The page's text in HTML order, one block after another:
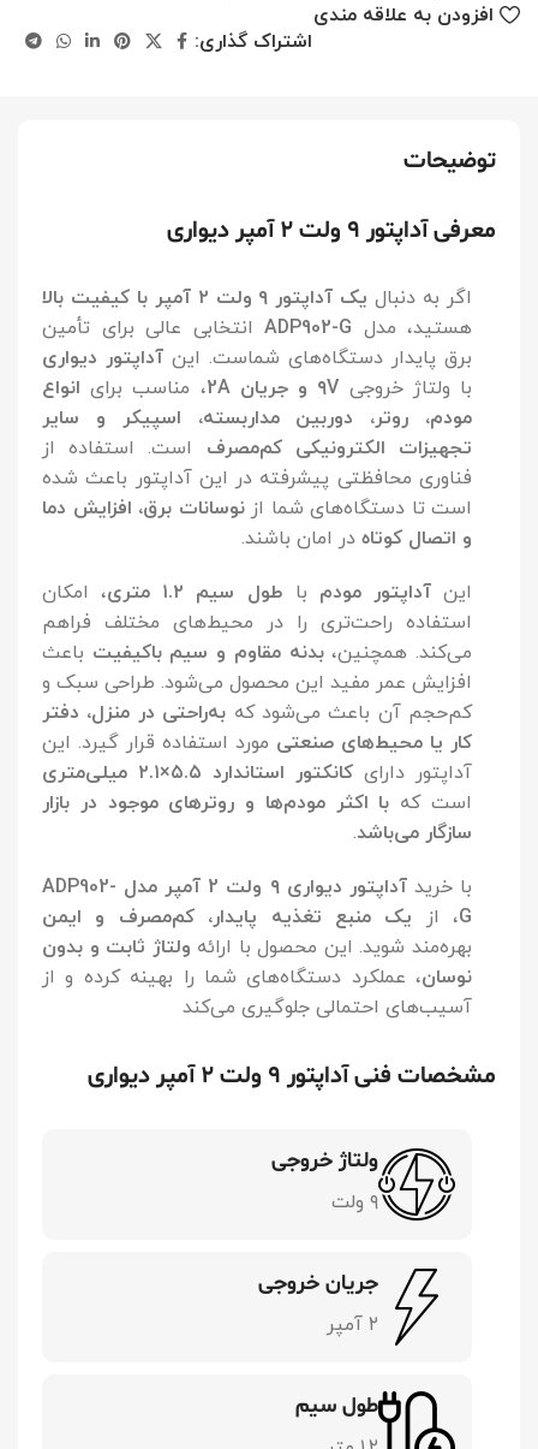
افزودن به علاقه مندی
اشتراک گذاری:
توضیحات
معرفی آداپتور ۹ ولت 2 آمپر دیواری
اگر به دنبال یک آداپتور ۹ ولت ۲ آمپر با کیفیت بالا
هستید، مدل ADP902-G انتخابی عالی برای تأمین
برق پایدار دستگاه‌های شماست. این آداپتور دیواری
با ولتاژ خروجی ۹V و جریان 2A ، مناسب برای انواع
مودم، روتر، دوربین مداربسته، اسپیکر و سایر
تجهیزات الکترونیکی کم‌مصرف است. استفاده از
فناوری محافظتی پیشرفته در این آداپتور باعث شده
است تا دستگاه‌های شما ازنوسانات برق، افزایش دما
و اتصال کوتاه در امان باشند.
اینآداپتور مودم با طول سیم ۱.۲ متری
، امکان
استفاده راحت‌تری را در محیط‌های مختلف فراهم
می‌کند. همچنین،بدنه مقاوم و سیم باکیفیت باعث
افزایش عمر مفید این محصول می‌شود. طراحی سبک و
کم‌حجم آن باعث می‌شود که به‌راحتی در منزل، دفتر
کار یا محیط‌های صنعتی مورد استفاده قرار گیرد. این
آداپتور دارای کانکتور استاندارد ۵.۵×۲.۱ میلی‌متری
است که با اکثر مودم‌ها و روترهای موجود در بازار
سازگار می‌باشد.
با خرید
آداپتور دیواری ۹ ولت 2 آمپر مدل ADP902-
G، از یک منبع تغذیه پایدار، کم‌مصرف و ایمن
بهره‌مند شوید. این محصول با ارائه ولتاژ ثابت و بدون
نوسان، عملکرد دستگاه‌های شما را بهینه کرده و از
آسیب‌های احتمالی جلوگیری می‌کند
مشخصات فنی آداپتور ۹ ولت 2 آمپر دیواری
ولتاژ خروجی
۹ ولت
جریان خروجی
۲ آمپر
طول سیم